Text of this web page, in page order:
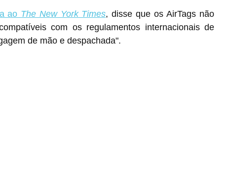
ao The New York Times, disse que os ‌AirTags‌ não
com os regulamentos internacionais de
de mão e despachada".